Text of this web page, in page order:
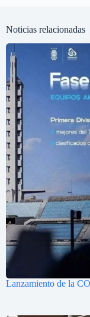
Noticias relacionadas
Lanzamiento de la